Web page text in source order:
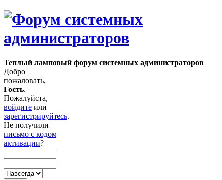
Теплый ламповый форум системных администраторов
Добро
пожаловать,
Гость.
Пожалуйста,
войдите или
зарегистрируйтесь.
Не получили
письмо с кодом
активации?